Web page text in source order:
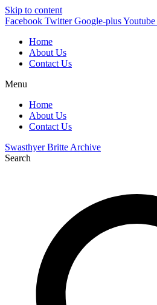
Skip to content
Facebook Twitter Google-plusYoutube
Home
About Us
Contact Us
Menu
Home
About Us
Contact Us
Swasthyer Britte Archive
Search